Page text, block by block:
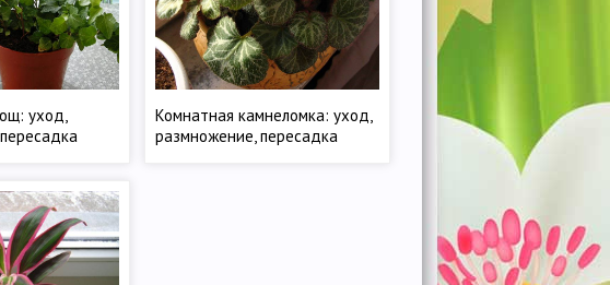
уход,
Комнатная камнеломка: уход,
размножение, пересадка